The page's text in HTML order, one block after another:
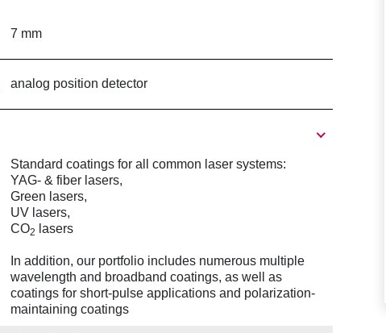
7 mm
analog position detector
Standard coatings for all common laser systems:
YAG- & fiber lasers,
Green lasers,
UV lasers,
CO2 lasers
In addition, our portfolio includes numerous multiple
wavelength and broadband coatings, as well as
coatings for short-pulse applications and polarization-
maintaining coatings